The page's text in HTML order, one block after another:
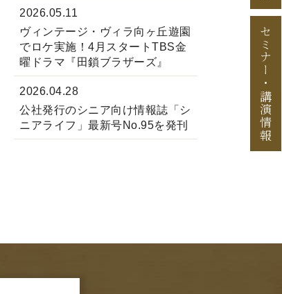
2026.05.11
ヴィンテージ・ヴィラ向ヶ丘遊園
でロケ実施！4月スタートTBS金
曜ドラマ『田鎖ブラザーズ』
2026.04.28
公社発行のシニア向け情報誌「シ
ニアライフ」最新号No.95を発刊
セミナー
・
講演情報